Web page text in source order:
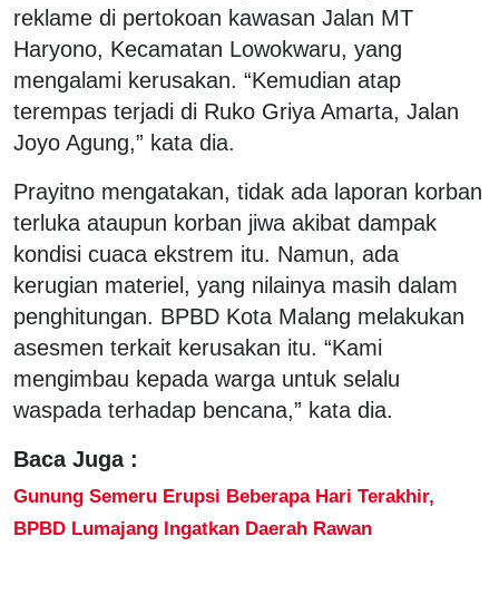
reklame di pertokoan kawasan Jalan MT
Haryono, Kecamatan Lowokwaru, yang
mengalami kerusakan. “Kemudian atap
terempas terjadi di Ruko Griya Amarta, Jalan
Joyo Agung,” kata dia.
Prayitno mengatakan, tidak ada laporan korban
terluka ataupun korban jiwa akibat dampak
kondisi cuaca ekstrem itu. Namun, ada
kerugian materiel, yang nilainya masih dalam
penghitungan. BPBD Kota Malang melakukan
asesmen terkait kerusakan itu. “Kami
mengimbau kepada warga untuk selalu
waspada terhadap bencana,” kata dia.
Baca Juga :
Gunung Semeru Erupsi Beberapa Hari Terakhir,
BPBD Lumajang Ingatkan Daerah Rawan